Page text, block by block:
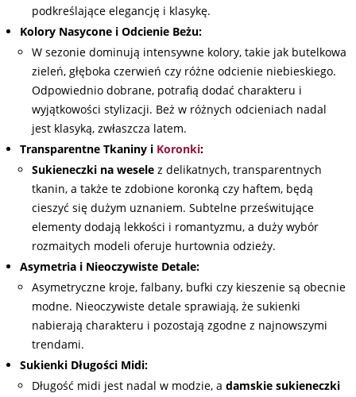
podkreślające elegancję i klasykę.
Kolory Nasycone i Odcienie Beżu:
W sezonie dominują intensywne kolory, takie jak butelkowa
zieleń, głęboka czerwień czy różne odcienie niebieskiego.
Odpowiednio dobrane, potrafią dodać charakteru i
wyjątkowości stylizacji. Beż w różnych odcieniach nadal
jest klasyką, zwłaszcza latem.
Transparentne Tkaniny i Koronki:
Sukieneczki na wesele z delikatnych, transparentnych
tkanin, a także te zdobione koronką czy haftem, będą
cieszyć się dużym uznaniem. Subtelne prześwitujące
elementy dodają lekkości i romantyzmu, a duży wybór
rozmaitych modeli oferuje hurtownia odzieży.
Asymetria i Nieoczywiste Detale:
Asymetryczne kroje, falbany, bufki czy kieszenie są obecnie
modne. Nieoczywiste detale sprawiają, że sukienki
nabierają charakteru i pozostają zgodne z najnowszymi
trendami.
Sukienki Długości Midi:
Długość midi jest nadal w modzie, a damskie sukieneczki